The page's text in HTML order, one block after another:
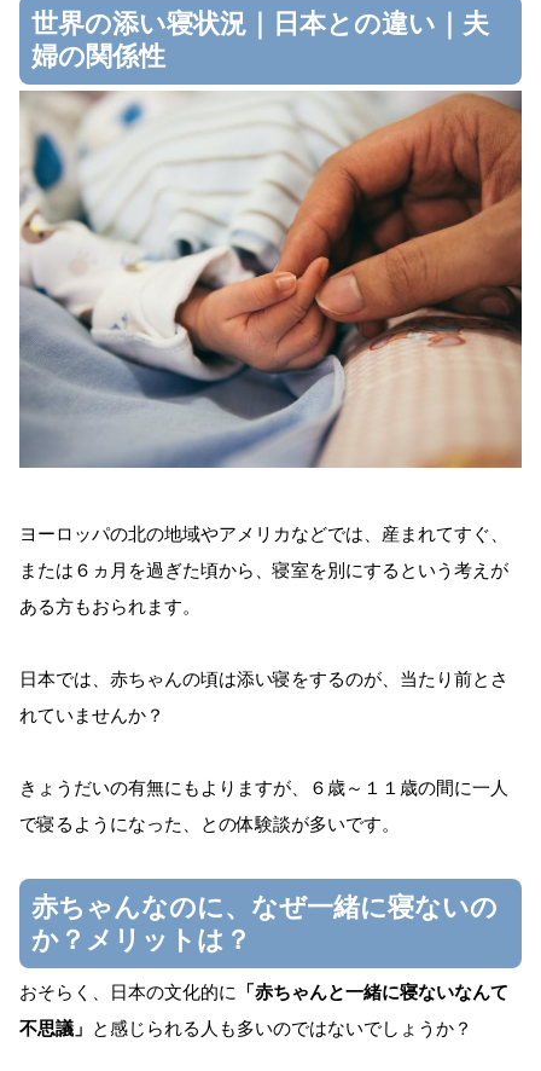
世界の添い寝状況｜日本との違い｜夫
婦の関係性
ヨーロッパの北の地域やアメリカなどでは、産まれてすぐ、
または６ヵ月を過ぎた頃から、寝室を別にするという考えが
ある方もおられます。
日本では、赤ちゃんの頃は添い寝をするのが、当たり前とさ
れていませんか？
きょうだいの有無にもよりますが、６歳～１１歳の間に一人
で寝るようになった、との体験談が多いです。
赤ちゃんなのに、なぜ一緒に寝ないの
か？メリットは？
おそらく、日本の文化的に
「赤ちゃんと一緒に寝ないなんて
不思議」 と感じられる人も多いのではないでしょうか？